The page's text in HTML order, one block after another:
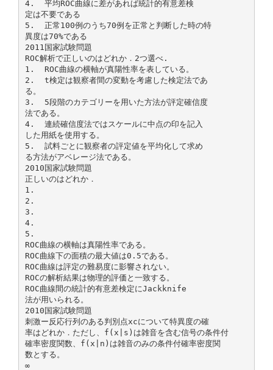
4. 平均ROC曲線に差があれば統計的有意差検
定は不要である
5. 正常100例のうち70例を正常と判断した時の特
異度は70%である
2011国家試験問題
ROC解析で正しいのはどれか．2つ選べ.
1. ROC曲線の横軸が真陽性率を表している。
2. t検定は観察者間の変動を考慮した検定法であ
る。
3. 5段階のカテゴリーを用いた方法が評定確信度
法である。
4. 連続確信度法ではスケールに中点の印を記入
した用紙を使用する。
5. 試料ごとに観察者の評定値を平均化して求め
る方法がアベレージ法である。
2010国家試験問題
正しいのはどれか．
1.
2.
3.
4.
5.
ROC曲線の横軸は真陽性率である。
ROC曲線下の面積の最大値は0.5である。
ROC曲線は評定の難易度に影響されない。
ROCの解析結果は物理的評価と一致する。
ROC曲線間の統計的有意差検定にJackknife
法が用いられる。
2010国家試験問題
刺激ー反応行列のある判別点xcについて特異度の確
率はどれか．ただし、f(x|s)は雑音を含む信号の条件付
確率密度関数、f(x|n)は雑音のみの条件付確率密度関
数とする。
∞